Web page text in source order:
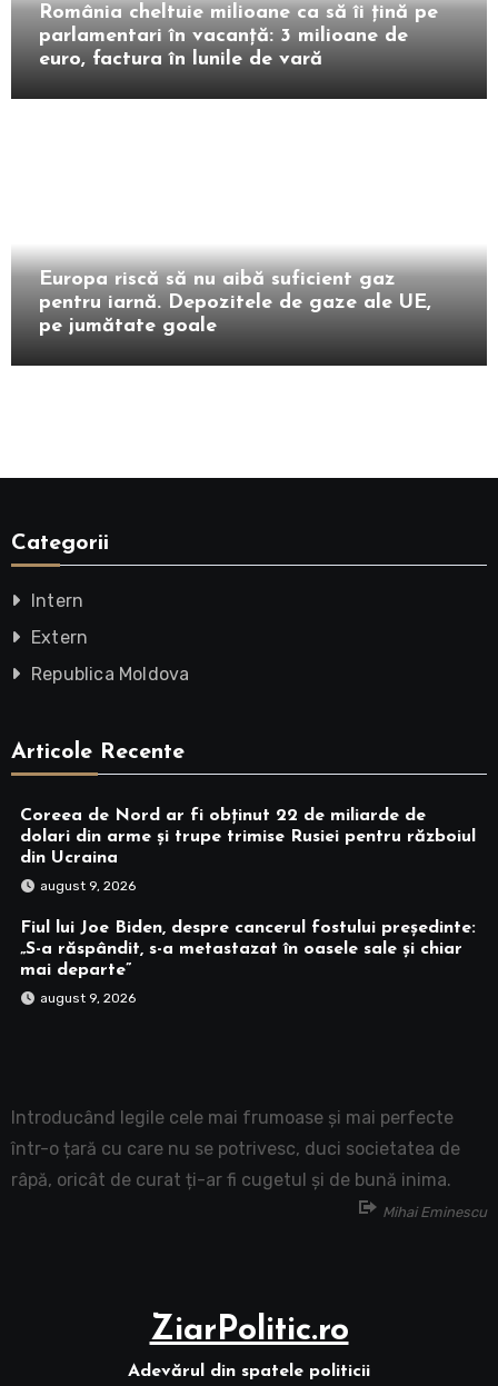
România cheltuie milioane ca să îi țină pe
parlamentari în vacanță: 3 milioane de
euro, factura în lunile de vară
Europa riscă să nu aibă suficient gaz
pentru iarnă. Depozitele de gaze ale UE,
pe jumătate goale
Categorii
Intern
Extern
Republica Moldova
Articole Recente
Coreea de Nord ar fi obținut 22 de miliarde de
dolari din arme și trupe trimise Rusiei pentru războiul
din Ucraina
august 9, 2026
Fiul lui Joe Biden, despre cancerul fostului președinte:
„S-a răspândit, s-a metastazat în oasele sale și chiar
mai departe”
august 9, 2026
Introducând legile cele mai frumoase și mai perfecte
într-o țară cu care nu se potrivesc, duci societatea de
râpă, oricât de curat ți-ar fi cugetul și de bună inima.
Mihai Eminescu
ZiarPolitic.ro
Adevărul din spatele politicii